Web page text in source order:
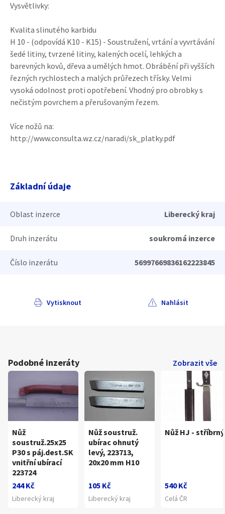
Vysvětlivky:
Kvalita slinutého karbidu
H 10 - (odpovídá K10 - K15) - Soustružení, vrtání a vyvrtávání
šedé litiny, tvrzené litiny, kalených ocelí, lehkých a
barevných kovů, dřeva a umělých hmot. Obrábění při vyšších
řezných rychlostech a malých průřezech třísky. Velmi
vysoká odolnost proti opotřebení. Vhodný pro obrobky s
nečistým povrchem a přerušovaným řezem.
Více nožů na:
http://www.consulta.wz.cz/naradi/sk_platky.pdf
Základní údaje
Oblast inzerce Liberecký kraj
Druh inzerátu soukromá inzerce
Číslo inzerátu 56997669836162223845
Vytisknout Nahlásit
Podobné inzeráty Zobrazit vše
Nůž
soustruž.25x25
P30 s páj.dest.SK
vnitřní ubírací
223724
244 Kč
Liberecký kraj
Nůž soustruž.
ubírac ohnutý
levý, 223713,
20x20 mm H10
105 Kč
Liberecký kraj
Nůž HJ - stříbrný
540 Kč
Celá ČR